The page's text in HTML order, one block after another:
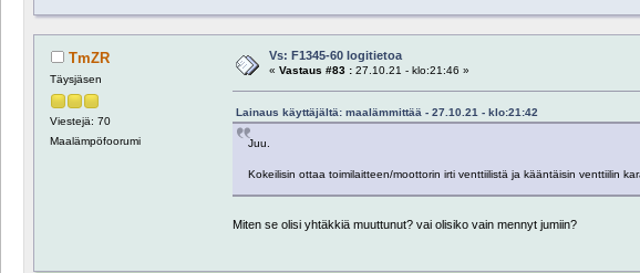
TmZR
Täysjäsen
Viestejä: 70
Maalämpöfoorumi
Vs: F1345-60 logitietoa
« Vastaus #83 :27.10.21 - klo:21:46 »
Lainaus käyttäjältä: maalämmittää - 27.10.21 - klo:21:42
Juu.
Kokeilisin ottaa toimilaitteen/moottorin irti venttiilistä ja kääntäisin venttiilin
Miten se olisi yhtäkkiä muuttunut? vai olisiko vain mennyt jumiin?